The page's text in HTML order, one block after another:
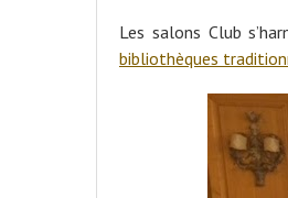
Les salons Club
bibliothèques